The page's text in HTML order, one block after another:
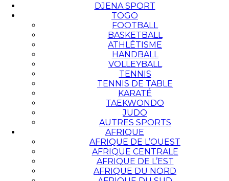
DJENA SPORT
TOGO
FOOTBALL
BASKETBALL
ATHLÉTISME
HANDBALL
VOLLEYBALL
TENNIS
TENNIS DE TABLE
KARATÉ
TAEKWONDO
JUDO
AUTRES SPORTS
AFRIQUE
AFRIQUE DE L’OUEST
AFRIQUE CENTRALE
AFRIQUE DE L’EST
AFRIQUE DU NORD